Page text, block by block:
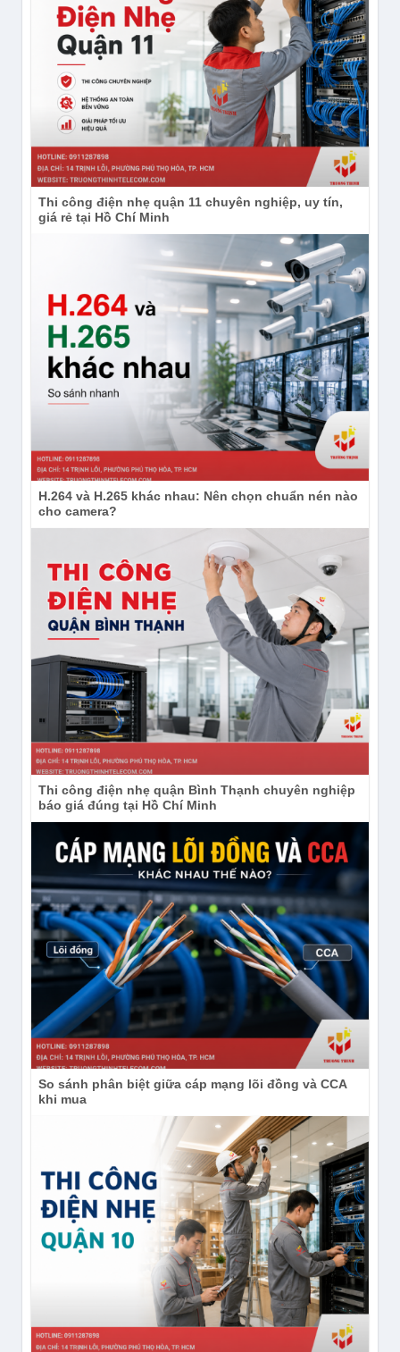
Thi công điện nhẹ quận 11 chuyên nghiệp, uy tín,
giá rẻ tại Hồ Chí Minh
H.264 và H.265 khác nhau: Nên chọn chuẩn nén nào
cho camera?
Thi công điện nhẹ quận Bình Thạnh chuyên nghiệp
báo giá đúng tại Hồ Chí Minh
So sánh phân biệt giữa cáp mạng lõi đồng và CCA
khi mua